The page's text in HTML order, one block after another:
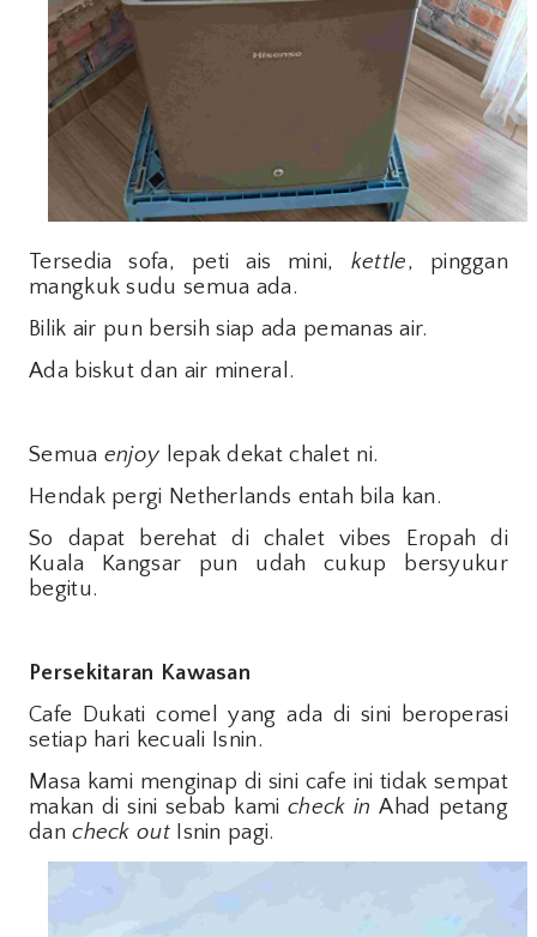
Tersedia sofa, peti ais mini, kettle, pinggan
mangkuk sudu semua ada.
Bilik air pun bersih siap ada pemanas air.
Ada biskut dan air mineral.
Semua enjoy lepak dekat chalet ni.
Hendak pergi Netherlands entah bila kan.
So dapat berehat di chalet vibes Eropah di
Kuala Kangsar pun udah cukup bersyukur
begitu.
Persekitaran Kawasan
Cafe Dukati comel yang ada di sini beroperasi
setiap hari kecuali Isnin.
Masa kami menginap di sini cafe ini tidak sempat
makan di sini sebab kamicheck inAhad petang
dancheck outIsnin pagi.